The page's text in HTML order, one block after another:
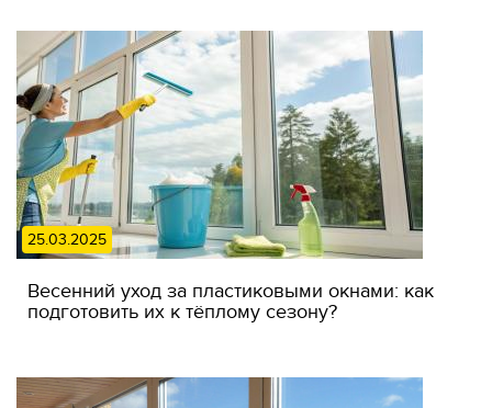
25.03.2025
Весенний уход за пластиковыми окнами: как
подготовить их к тёплому сезону?